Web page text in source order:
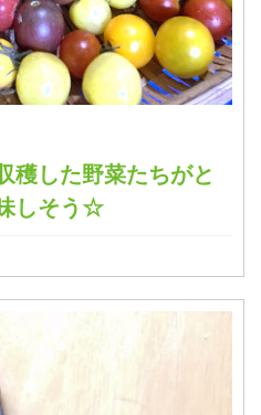
穫した野菜たちがと
しそう☆